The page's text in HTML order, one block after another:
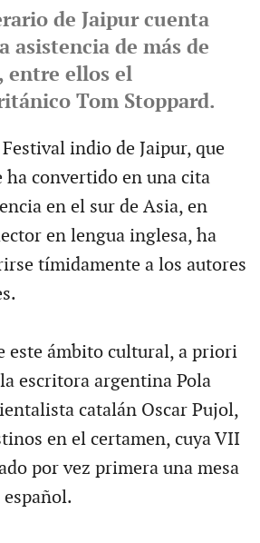
de Jaipur cuenta
asistencia de más de
entre ellos el
Tom Stoppard.
indio de Jaipur, que
ha convertido en una cita
en el sur de Asia, en
en lengua inglesa, ha
tímidamente a los autores
este ámbito cultural, a priori
escritora argentina Pola
catalán Oscar Pujol,
en el certamen, cuya VII
por vez primera una mesa